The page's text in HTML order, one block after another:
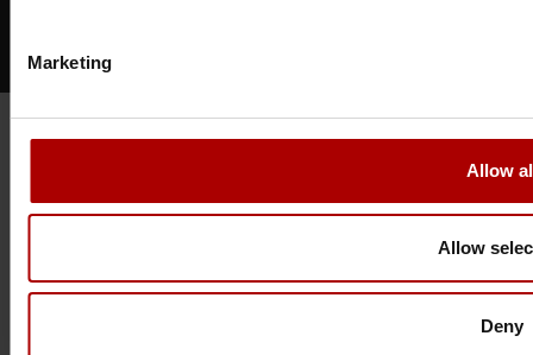
Marketing
Allow
Allow
Deny